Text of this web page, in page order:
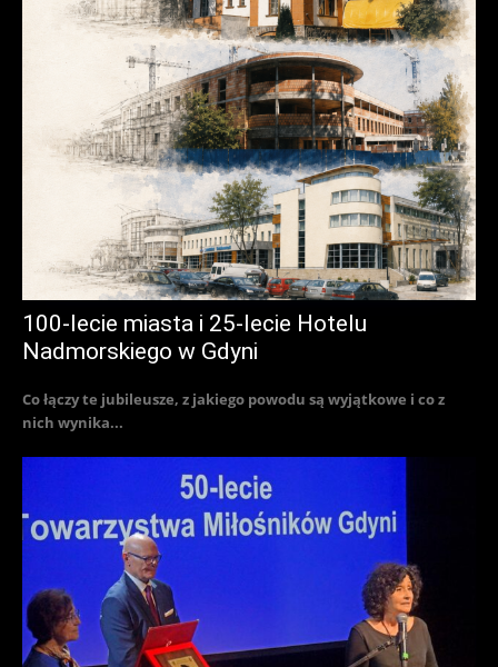
100-lecie miasta i 25-lecie Hotelu
Nadmorskiego w Gdyni
Co łączy te jubileusze, z jakiego powodu są wyjątkowe i co z
nich wynika...